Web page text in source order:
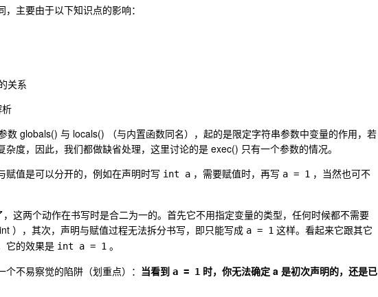
主要由于以下知识点的影响：
关系
数 globals() 与 locals() （与内置函数同名），起的是限定字符串参数中变量的作用，若
度，因此，我们都做缺省处理，这里讨论的是 exec() 只有一个参数的情况。
赋值是可以分开的，例如在声明时写 int a ，需要赋值时，再写 a = 1 ，当然也可不
这两个动作在书写时是合二为一的。首先它不用指定变量的类型，任何时候都不需要
），其次，声明与赋值过程无法拆分书写，即只能写成 a = 1 这样。看起来它跟其它
它的效果是 int a = 1 。
不易察觉的陷阱（划重点）： 当看到 a = 1 时，你无法确定 a 是初次声明的，还是已